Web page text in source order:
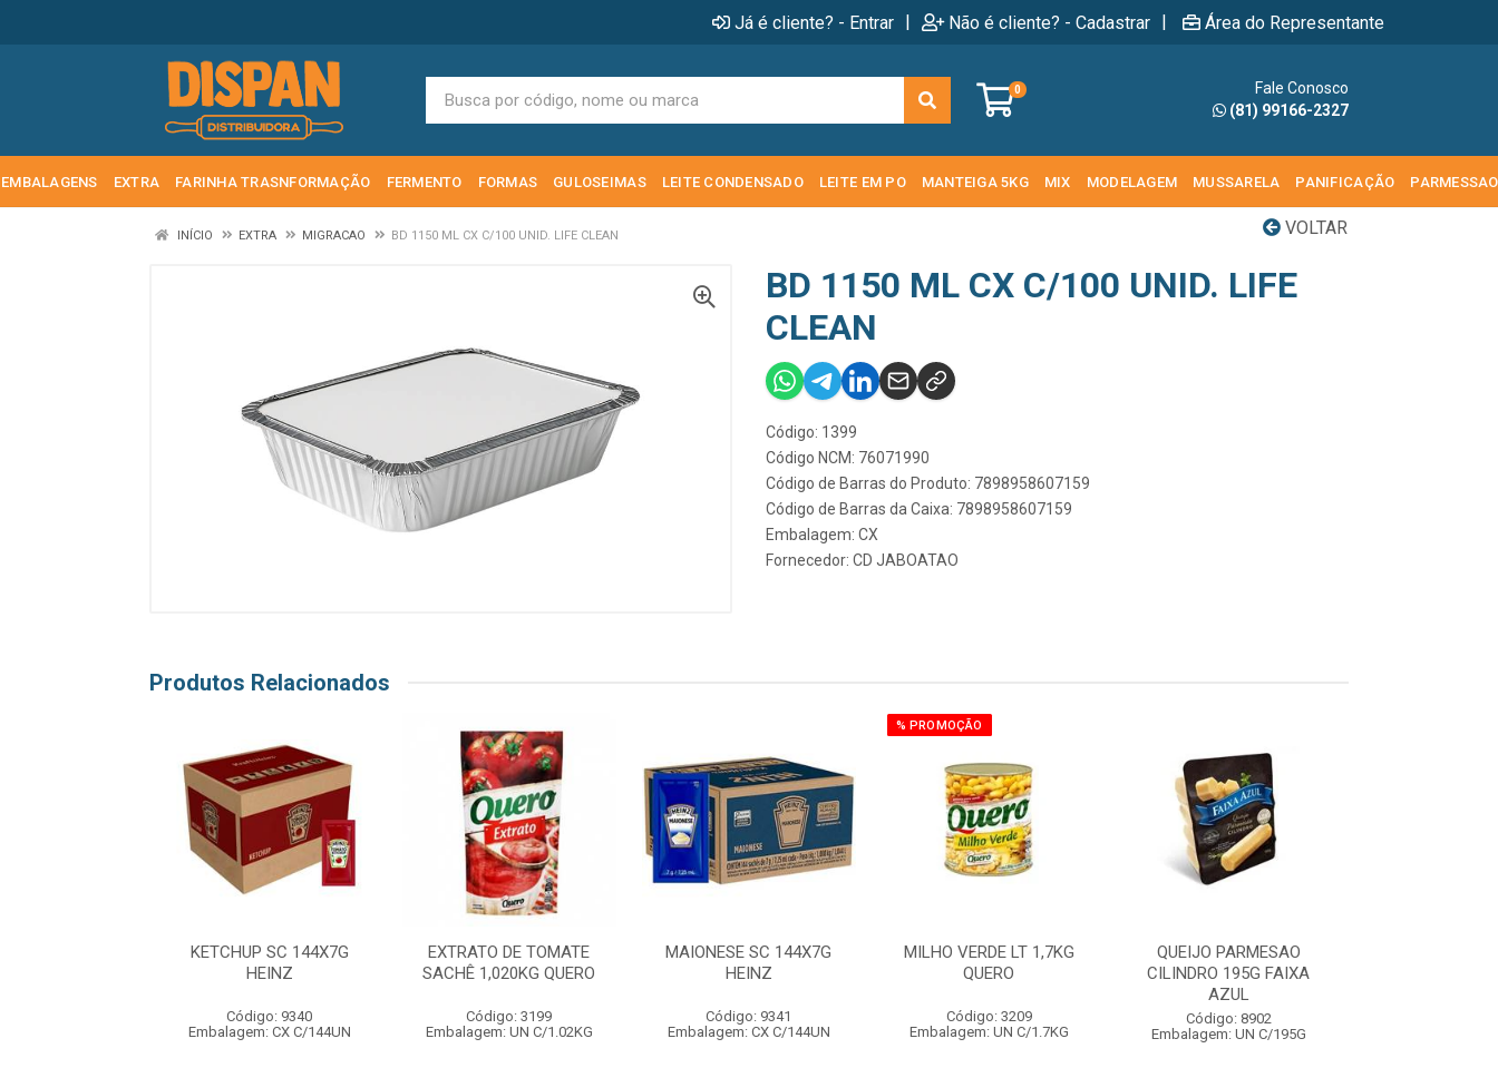
Já é cliente? - Entrar | Não é cliente? - Cadastrar | Área do Representante
0
Fale Conosco
(81) 99166-2327
EMBALAGENS EXTRA FARINHA TRASNFORMAÇÃO FERMENTO FORMAS GULOSEIMAS LEITE CONDENSADO LEITE EM PO MANTEIGA 5KG MIX MODELAGEM MUSSARELA PANIFICAÇÃO PARMESSAO
VOLTAR
INÍCIO EXTRA MIGRACAO BD 1150 ML CX C/100 UNID. LIFE CLEAN
BD 1150 ML CX C/100 UNID. LIFE
CLEAN
Código: 1399
Código NCM: 76071990
Código de Barras do Produto: 7898958607159
Código de Barras da Caixa: 7898958607159
Embalagem: CX
Fornecedor: CD JABOATAO
Produtos Relacionados
KETCHUP SC 144X7G
HEINZ
Código: 9340
Embalagem: CX C/144UN
EXTRATO DE TOMATE
SACHÊ 1,020KG QUERO
Código: 3199
Embalagem: UN C/1.02KG
MAIONESE SC 144X7G
HEINZ
Código: 9341
Embalagem: CX C/144UN
% PROMOÇÃO
MILHO VERDE LT 1,7KG
QUERO
Código: 3209
Embalagem: UN C/1.7KG
QUEIJO PARMESAO
CILINDRO 195G FAIXA
AZUL
Código: 8902
Embalagem: UN C/195G